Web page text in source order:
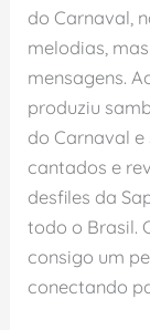
do Carnaval,
melodias,
mensagens.
produziu
do Carnaval
cantados e
desfiles da
todo o Brasil.
consigo um
conectando